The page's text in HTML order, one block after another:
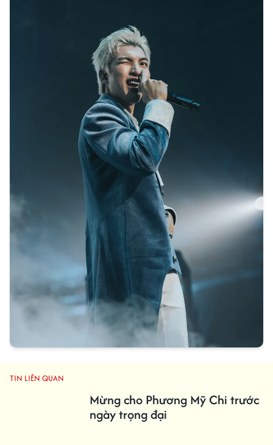
TIN LIÊN QUAN
Mừng cho Phương Mỹ Chi trước
ngày trọng đại